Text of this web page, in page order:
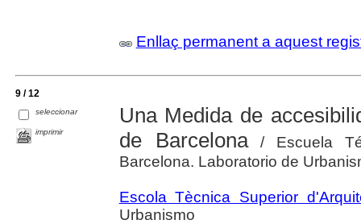
Enllaç permanent a aquest
9 / 12
seleccionar
imprimir
Una Medida de
de Barcelona/ Escuela
Barcelona. Laboratorio de
Escola Tècnica Superior
Urbanismo